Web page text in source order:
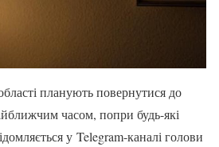
планують повернутися до
часом, попри будь-які
у Telegram-каналі голови